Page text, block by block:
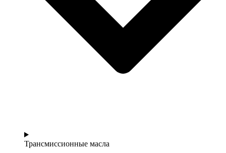
Трансмиссионные масла